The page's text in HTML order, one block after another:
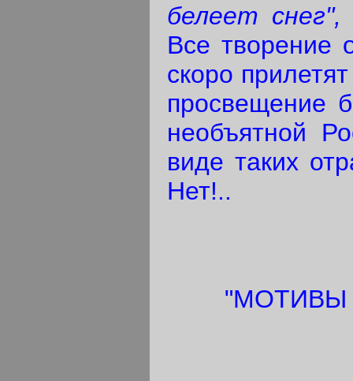
белеет
Все творение
скоро
просвещение
необъятной
виде таких
Нет!..
"МОТИВЫ